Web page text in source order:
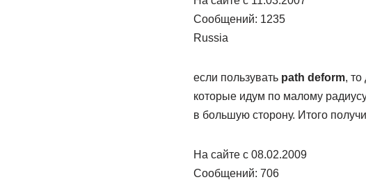
Сообщений: 1235
Russia
если пользувать path deform, то
которые идум по малому
в большую сторону. Итого
На сайте c 08.02.2009
Сообщений: 706